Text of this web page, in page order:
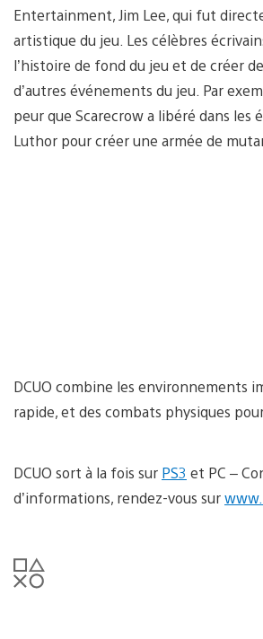
Entertainment, Jim Lee, qui fut
artistique du jeu. Les célèbres
l’histoire de fond du jeu et de créer
d’autres événements du jeu. Par
peur que Scarecrow a libéré dans les
Luthor pour créer une armée de
DCUO combine les environnements
rapide, et des combats physiques
DCUO sort à la fois sur PS3 et PC –
d’informations, rendez-vous sur